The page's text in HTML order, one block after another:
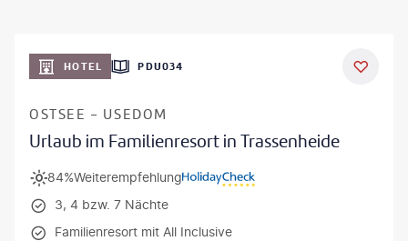
HOTEL PDU034
OSTSEE - USEDOM
Urlaub im Familienresort in Trassenheide
Weiterempfehlung
84%
3, 4 bzw. 7 Nächte
Familienresort mit All Inclusive